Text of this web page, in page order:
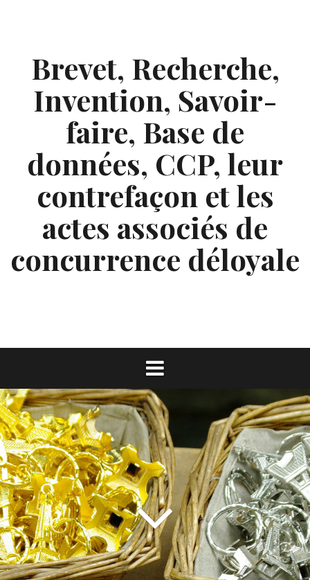
Brevet, Recherche,
Invention, Savoir-
faire, Base de
données, CCP, leur
contrefaçon et les
actes associés de
concurrence déloyale